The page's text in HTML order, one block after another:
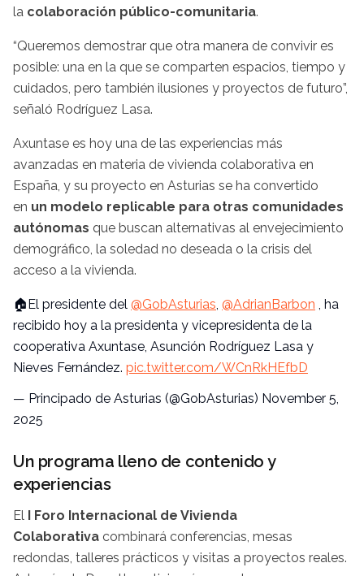
la colaboración público-comunitaria.
“Queremos demostrar que otra manera de convivir es
posible: una en la que se comparten espacios, tiempo y
cuidados, pero también ilusiones y proyectos de futuro”,
señaló Rodríguez Lasa.
Axuntase es hoy una de las experiencias más
avanzadas en materia de vivienda colaborativa en
España, y su proyecto en Asturias se ha convertido
en un modelo replicable para otras comunidades
autónomas que buscan alternativas al envejecimiento
demográfico, la soledad no deseada o la crisis del
acceso a la vivienda.
🏠El presidente del @GobAsturias, @AdrianBarbon , ha
recibido hoy a la presidenta y vicepresidenta de la
cooperativa Axuntase, Asunción Rodríguez Lasa y
Nieves Fernández. pic.twitter.com/WCnRkHEfbD
— Principado de Asturias (@GobAsturias) November 5,
2025
Un programa lleno de contenido y
experiencias
El
I Foro Internacional de Vivienda
Colaborativa combinará conferencias, mesas
redondas, talleres prácticos y visitas a proyectos reales.